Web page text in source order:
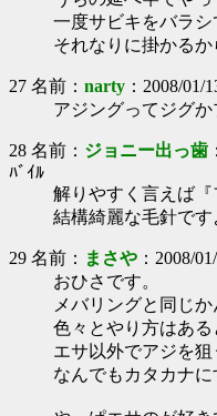
一度サビキをバラシ
それなりに掛かる
27 名前： narty ：2008/01/
アジングってジグ
28 名前： ジョニー出っ歯
ﾊﾞｲﾙ
解りやすく言えば『
結構綺麗な毛針です
29 名前： まさや ：2008/
おひさです。
メバリングと同じか
色々とやり方はあ
エサ以外でアジを
なんでもカタカナに